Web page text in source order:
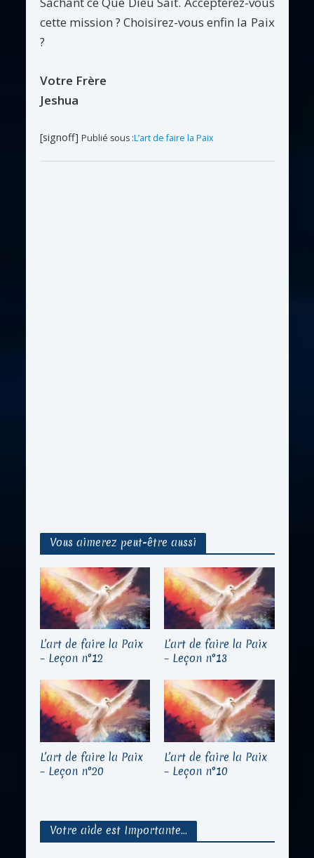
cette mission ? Choisirez-vous enfin la Paix
?
Votre Frère
Jeshua
[signoff] Publié sous :L’art de faire la Paix
Vous aimerez peut-être aussi
L’art de faire la Paix
– Leçon n°12
L’art de faire la Paix
– Leçon n°13
L’art de faire la Paix
– Leçon n°20
L’art de faire la Paix
– Leçon n°10
Votre aide est Importante…